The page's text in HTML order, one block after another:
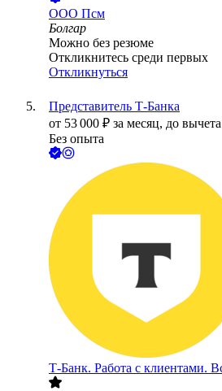
ООО Псм
Болгар
Можно без резюме
Откликнитесь среди первых
Откликнуться
Представитель Т-Банка
от 53 000 ₽ за месяц, до
Без опыта
Т-Банк. Работа с клиентами.